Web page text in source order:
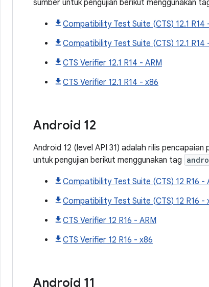
sumber untuk pengujian berikut menggunakan
Compatibility Test Suite (CTS) 12.1 R14
Compatibility Test Suite (CTS) 12.1 R14
CTS Verifier 12.1 R14 - ARM
CTS Verifier 12.1 R14 - x86
Android 12
Android 12 (level API 31) adalah rilis
untuk pengujian berikut menggunakan tag
Compatibility Test Suite (CTS) 12 R16 -
Compatibility Test Suite (CTS) 12 R16 -
CTS Verifier 12 R16 - ARM
CTS Verifier 12 R16 - x86
Android 11